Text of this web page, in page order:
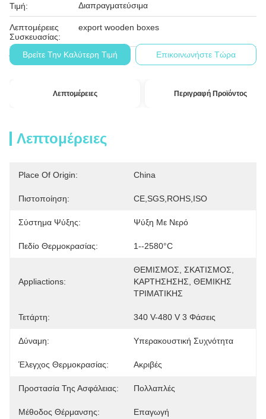
Τιμή: Διαπραγματεύσιμα
Λεπτομέρειες
Συσκευασίας:
export wooden boxes
Όροι Πληρωμής: Τ/Τ
Βρείτε Την Καλύτερη Τιμή Επικοινωνήστε Τώρα
Λεπτομέρειες Περιγραφή Προϊόντος
Λεπτομέρειες
Place Of Origin: China
Πιστοποίηση: CE,SGS,ROHS,ISO
Σύστημα Ψύξης: Ψύξη Με Νερό
Πεδίο Θερμοκρασίας: 1--2580°C
Appliactions:
ΘΕΜΙΣΜΟΣ, ΣΚΑΤΙΣΜΟΣ,
ΚΑΡΤΗΣΗΣΗΣ, ΘΕΜΙΚΗΣ
ΤΡΙΜΑΤΙΚΗΣ
Τετάρτη: 340 V-480 V 3 Φάσεις
Δύναμη: Υπερακουστική Συχνότητα
Έλεγχος Θερμοκρασίας: Ακριβές
Προστασία Της Ασφάλειας: Πολλαπλές
Μέθοδος Θέρμανσης: Επαγωγή